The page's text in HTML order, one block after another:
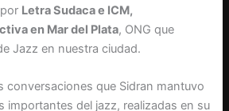
Letra Sudaca e ICM,
en Mar del Plata, ONG que
Jazz en nuestra ciudad.
conversaciones que Sidran mantuvo
importantes del jazz, realizadas en su